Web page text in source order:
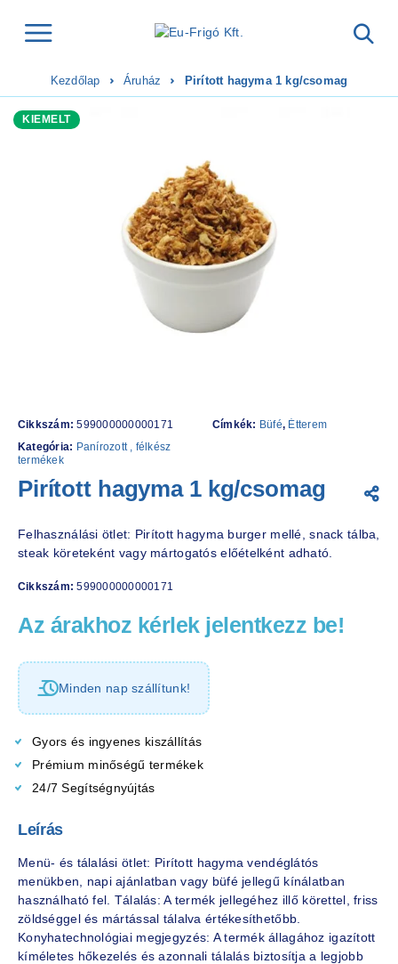
Kezdőlap Áruház Pirított hagyma 1 kg/csomag
KIEMELT
Cikkszám:599000000000171
Kategória: Panírozott , félkész
termékek
Címkék: Büfé, Étterem
Pirított hagyma 1 kg/csomag
Felhasználási ötlet: Pirított hagyma burger mellé, snack tálba,
steak köreteként vagy mártogatós előételként adható.
Cikkszám:599000000000171
Az árakhoz kérlek jelentkezz be!
Minden nap szállítunk!
Gyors és ingyenes kiszállítás
Prémium minőségű termékek
24/7 Segítségnyújtás
Leírás
Menü- és tálalási ötlet: Pirított hagyma vendéglátós
menükben, napi ajánlatban vagy büfé jellegű kínálatban
használható fel. Tálalás: A termék jellegéhez illő körettel, friss
zöldséggel és mártással tálalva értékesíthetőbb.
Konyhatechnológiai megjegyzés: A termék állagához igazított
kíméletes hőkezelés és azonnali tálalás biztosítja a legjobb